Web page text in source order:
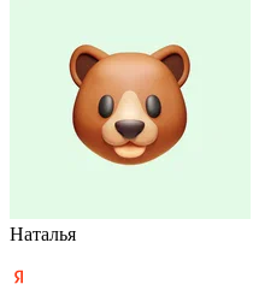
Наталья